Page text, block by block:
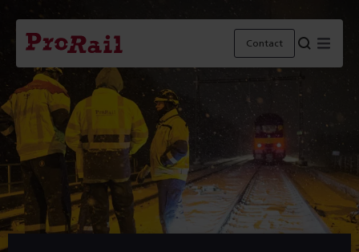
Navigatie
Homepage
ProRail
Contact